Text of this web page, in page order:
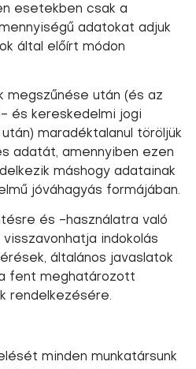
esetekben csak a
adatokat adjuk
által előírt módon
megszűnése után (és az
és kereskedelmi jogi
maradéktalanul töröljük
adatát, amennyiben ezen
máshogy adatainak
jóváhagyás formájában.
és -használatra való
indokolás
általános javaslatok
fent meghatározott
rendelkezésére.
minden munkatársunk